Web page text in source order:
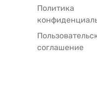
Политика
соглашение